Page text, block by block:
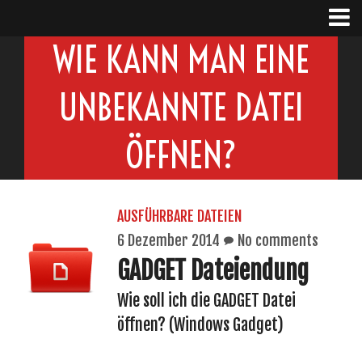
WIE KANN MAN EINE
UNBEKANNTE DATEI
ÖFFNEN?
AUSFÜHRBARE DATEIEN
6 Dezember 2014
No comments
GADGET Dateiendung
Wie soll ich die GADGET Datei
öffnen? (Windows Gadget)